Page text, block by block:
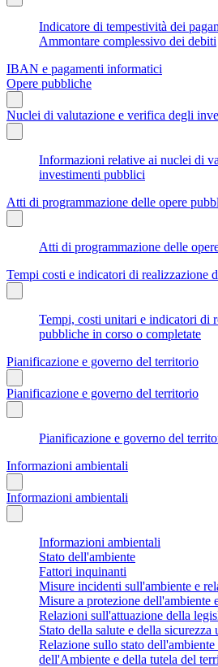
Indicatore di tempestività dei
Ammontare complessivo dei debiti
IBAN e pagamenti informatici
Opere pubbliche
Nuclei di valutazione e verifica degli
Informazioni relative ai nuclei di
investimenti pubblici
Atti di programmazione delle opere
Atti di programmazione delle
Tempi costi e indicatori di realizzazione
Tempi, costi unitari e indicatori di
pubbliche in corso o completate
Pianificazione e governo del territorio
Pianificazione e governo del territorio
Pianificazione e governo del
Informazioni ambientali
Informazioni ambientali
Informazioni ambientali
Stato dell'ambiente
Fattori inquinanti
Misure incidenti sull'ambiente e
Misure a protezione dell'ambiente
Relazioni sull'attuazione della
Stato della salute e della sicurezza
Relazione sullo stato
dell'Ambiente e della tutela del